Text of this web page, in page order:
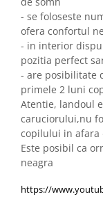
- se foloseste
ofera confortul
- in interior
pozitia perfect
- are posibilitate
primele 2 luni
Atentie, landoul
caruciorului,nu
copilului in afara
Este posibil ca
neagra
https://